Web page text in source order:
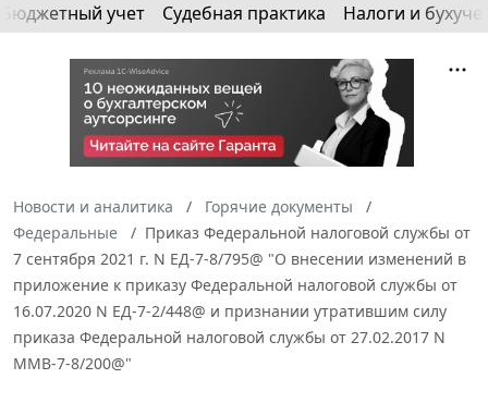
Бюджетный учет Судебная практика Налоги и
Новости и аналитика
Горячие документы
Федеральные
Приказ Федеральной налоговой службы от
7 сентября 2021 г. N ЕД-7-8/795@ "О внесении изменений в
приложение к приказу Федеральной налоговой службы от
16.07.2020 N ЕД-7-2/448@ и признании утратившим силу
приказа Федеральной налоговой службы от 27.02.2017 N
ММВ-7-8/200@"